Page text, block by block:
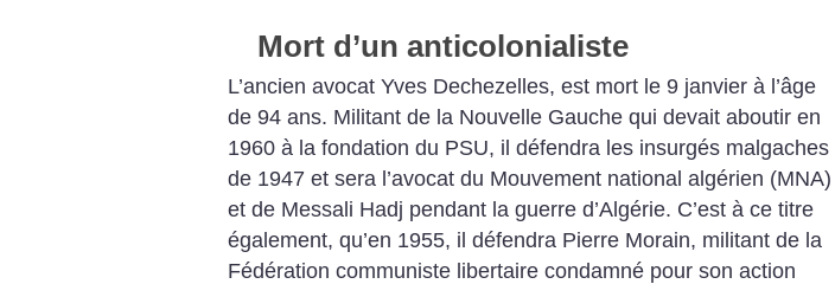
Mort d’un anticolonialiste
L’ancien avocat Yves Dechezelles, est mort le 9 janvier à l’âge
de 94 ans. Militant de la Nouvelle Gauche qui devait aboutir en
1960 à la fondation du PSU, il défendra les insurgés malgaches
de 1947 et sera l’avocat du Mouvement national algérien (MNA)
et de Messali Hadj pendant la guerre d’Algérie. C’est à ce titre
également, qu’en 1955, il défendra Pierre Morain, militant de la
Fédération communiste libertaire condamné pour son action